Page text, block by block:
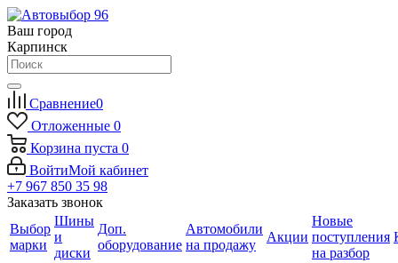
Ваш город
Карпинск
Сравнение0
Отложенные 0
Корзина пуста 0
ВойтиМой кабинет
+7 967 850 35 98
Заказать звонок
Выбор
марки
Шины
и
диски
Доп.
оборудование
Автомобили
на продажу
Акции
Новые
поступления
на разбор